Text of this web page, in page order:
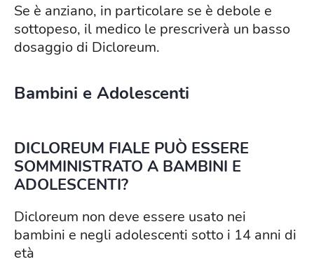
Se è anziano, in particolare se è debole e
sottopeso, il medico le prescriverà un basso
dosaggio di Dicloreum.
Bambini e Adolescenti
DICLOREUM FIALE PUÒ ESSERE
SOMMINISTRATO A BAMBINI E
ADOLESCENTI?
Dicloreum non deve essere usato nei
bambini e negli adolescenti sotto i 14 anni di
età